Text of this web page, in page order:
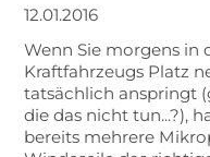
12.01.2016
Wenn Sie morgens in
Kraftfahrzeugs Platz
tatsächlich anspringt
die das nicht tun...?),
bereits mehrere